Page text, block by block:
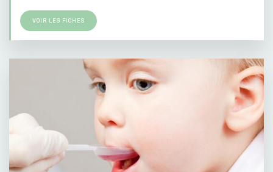
VOIR LES FICHES